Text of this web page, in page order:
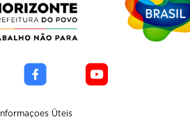
Informaçoes Üteis